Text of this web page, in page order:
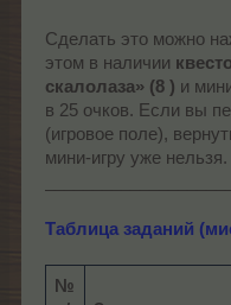
Сделать это можно
этом в наличии
скалолаза» (8 ) и
в 25 очков. Если вы
(игровое поле),
мини-игру уже нельзя.
Таблица заданий
№